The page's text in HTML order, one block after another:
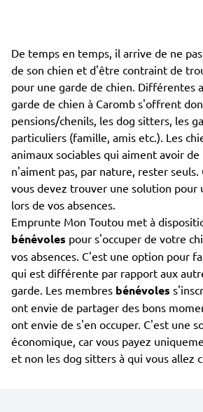
De temps en temps, il arrive de ne
de son chien et d'être contraint de
pour une garde de chien. Différentes
garde de chien à Caromb s'offrent
pensions/chenils, les dog sitters, les
particuliers (famille, amis etc.). Les
animaux sociables qui aiment avoir
n'aiment pas, par nature, rester seuls.
vous devez trouver une solution pour
lors de vos absences.
Emprunte Mon Toutou met à
bénévoles pour s'occuper de votre
vos absences. C'est une option pour
qui est différente par rapport aux
garde. Les membres bénévoles
ont envie de partager des bons
ont envie de s'en occuper. C'est une
économique, car vous payez
et non les dog sitters à qui vous allez